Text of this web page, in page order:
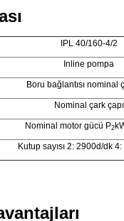
IPL 40/160-4/2
Inline pompa
Boru bağlantısı nominal
Nominal çark çapı
Nominal motor gücü P2
Kutup sayısı 2: 2900d/dk